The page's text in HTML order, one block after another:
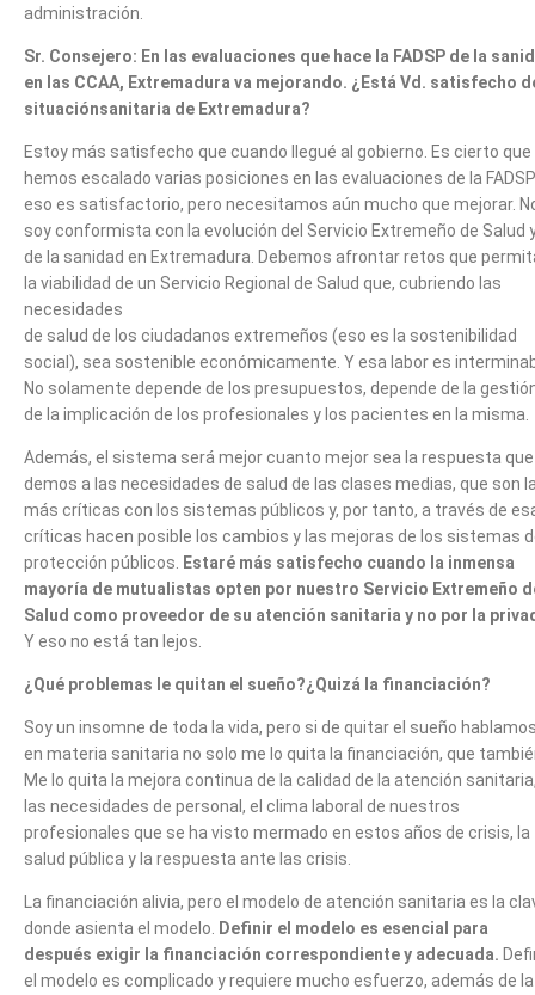
administración.
Sr. Consejero: En las evaluaciones que hace la FADSP de la
en las CCAA, Extremadura va mejorando. ¿Está Vd. satisfecho
situaciónsanitaria de Extremadura?
Estoy más satisfecho que cuando llegué al gobierno. Es cierto que
hemos escalado varias posiciones en las evaluaciones de la
eso es satisfactorio, pero necesitamos aún mucho que mejorar.
soy conformista con la evolución del Servicio Extremeño de Salud
de la sanidad en Extremadura. Debemos afrontar retos que
la viabilidad de un Servicio Regional de Salud que, cubriendo las
necesidades
de salud de los ciudadanos extremeños (eso es la sostenibilidad
social), sea sostenible económicamente. Y esa labor es
No solamente depende de los presupuestos, depende de la
de la implicación de los profesionales y los pacientes en la misma.
Además, el sistema será mejor cuanto mejor sea la respuesta que
demos a las necesidades de salud de las clases medias, que son
más críticas con los sistemas públicos y, por tanto, a través de
críticas hacen posible los cambios y las mejoras de los sistemas
protección públicos.
Estaré más satisfecho cuando la inmensa
mayoría de mutualistas opten por nuestro Servicio Extremeño
Salud como proveedor de su atención sanitaria y no por la
Y eso no está tan lejos.
¿Qué problemas le quitan el sueño?¿Quizá la financiación?
Soy un insomne de toda la vida, pero si de quitar el sueño
en materia sanitaria no solo me lo quita la financiación, que
Me lo quita la mejora continua de la calidad de la atención
las necesidades de personal, el clima laboral de nuestros
profesionales que se ha visto mermado en estos años de crisis, la
salud pública y la respuesta ante las crisis.
La financiación alivia, pero el modelo de atención sanitaria es la
donde asienta el modelo.
Definir el modelo es esencial para
después exigir la financiación correspondiente y adecuada.
el modelo es complicado y requiere mucho esfuerzo, además de la